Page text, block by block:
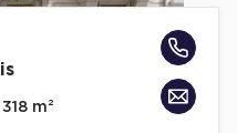
m²